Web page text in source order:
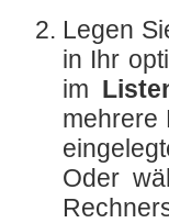
Legen
in Ihr
im
mehrere
Oder